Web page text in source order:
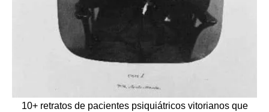
10+ retratos de pacientes psiquiátricos vitorianos que